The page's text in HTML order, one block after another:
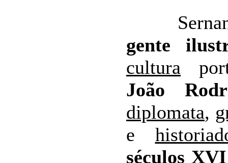
gente
cultura
João
diplomata,
e
séculos XVI